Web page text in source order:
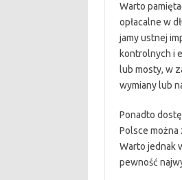
Warto
opłacalne w
jamy ustnej
kontrolnych i
lub mosty, w
wymiany lub
Ponadto
Polsce
Warto jednak
pewność